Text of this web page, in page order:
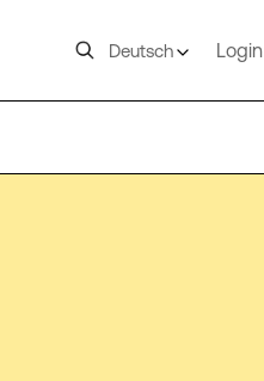
Deutsch Login